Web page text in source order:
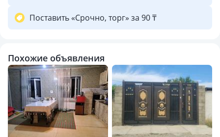
Поставить «Срочно, торг» за 90 ₸
Похожие объявления